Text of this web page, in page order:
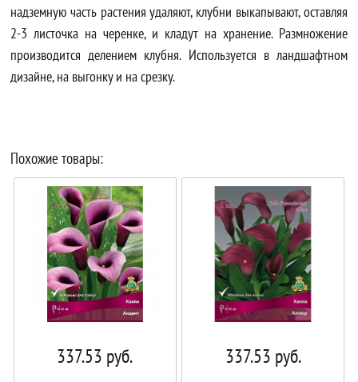
надземную часть растения удаляют, клубни выкапывают, оставляя
2-3 листочка на черенке, и кладут на хранение. Размножение
производится делением клубня. Используется в ландшафтном
дизайне, на выгонку и на срезку.
Похожие товары:
337.53 руб. 337.53 руб.